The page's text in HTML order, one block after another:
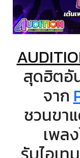
สุดฮิตอั
จาก
ชวนขา
เพล